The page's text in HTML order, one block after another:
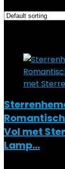
Vol met
Lamp…